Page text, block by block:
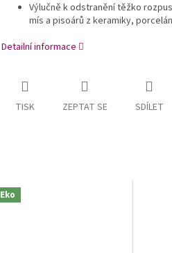
Výlučně k odstranění těžko
mís a pisoárů z keramiky,
Detailní informace
TISK ZEPTAT SE SDÍLET
Eko